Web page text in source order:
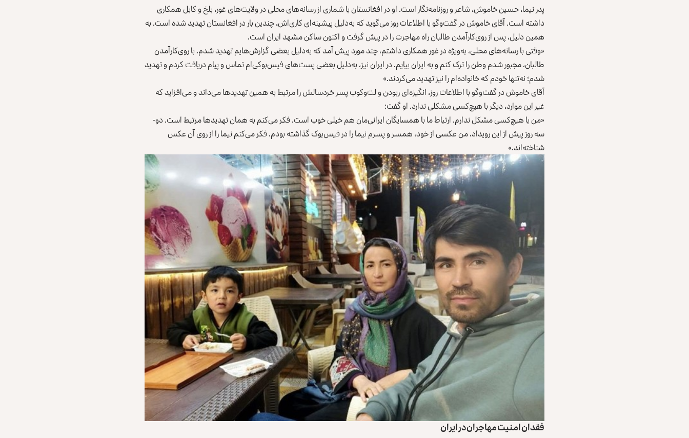
پدر نیما، حسین خاموش، شاعر و روزنامه‌نگار است. او در افغانستان با شماری از رسانه‌های محلی در ولایت‌های غور، بلخ و کابل همکاری
داشته است. آقای خاموش در گفت‌وگو با اطلاعات روز می‌گوید که به‌دلیل پیشینه‌ای کاری‌اش، چندین بار در افغانستان تهدید شده است. به
همین دلیل، پس‌ از روی‌کارآمدن طالبان راه مهاجرت را در پیش گرفت و اکنون ساکن مشهد ایران است.
«وقتی با رسانه‌های محلی، به‌ویژه در غور همکاری داشتم، چند مورد پیش آمد که به‌دلیل بعضی گزارش‌هایم تهدید شدم. با روی‌کارآمدن
طالبان، مجبور شدم وطن را ترک کنم و به ایران بیایم. در ایران نیز، به‌دلیل بعضی پست‌های فیس‌بوکی‌ام تماس و پیام دریافت کردم و تهدید
شدم؛ نه‌تنها خودم که خانواده‌ام را نیز تهدید می‌کردند.»
آقای خاموش در گفت‌وگو با اطلاعات روز، انگیزه‌ای ربودن و لت‌وکوب پسر خردسالش را مرتبط به همین تهدیدها می‌داند و می‌افزاید که
غیر این موارد، دیگر با هیچ‌کسی مشکلی ندارد. او گفت:
«من با هیچ‌کسی مشکل ندارم. ارتباط ما با همسایگان ایرانی‌مان هم خیلی خوب است. فکر می‌کنم به همان تهدیدها مرتبط است. دو-
سه روز پیش از این رویداد، من عکسی از خود، همسر و پسرم نیما را در فیس‌بوک گذاشته بودم. فکر می‌کنم نیما را از روی آن عکس
شناخته‌اند.»
فقدان امنیت مهاجران در ایران